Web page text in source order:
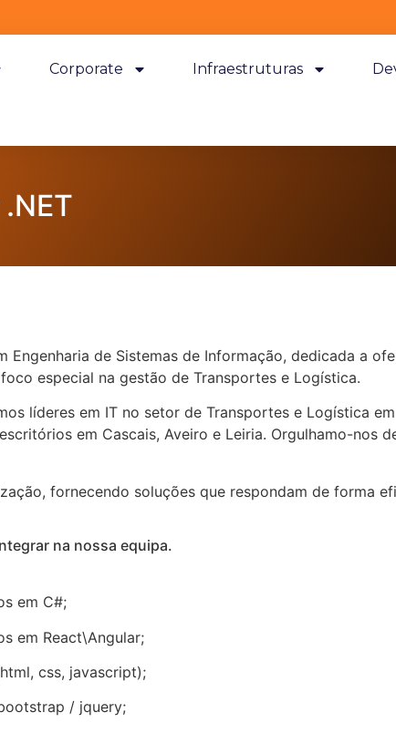
Corporate Infraestruturas
Engenharia de Sistemas de Informação, dedicada a
especial na gestão de Transportes e Logística.
líderes em IT no setor de Transportes e Logística
em Cascais, Aveiro e Leiria. Orgulhamo-nos
fornecendo soluções que respondam de forma
na nossa equipa.
em C#;
em React\Angular;
css, javascript);
/ jquery;